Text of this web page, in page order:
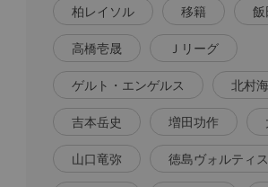
柏レイソル 移籍 飯
高橋壱晟 Ｊリーグ
ゲルト・エンゲルス 北村
吉本岳史 増田功作
山口竜弥 徳島ヴォルティス